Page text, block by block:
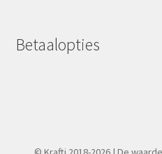
Betaalopties